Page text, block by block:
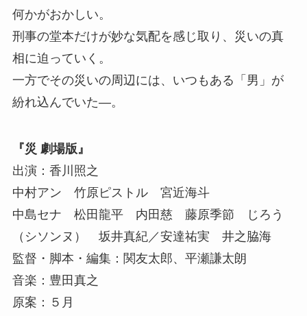
何かがおかしい。
刑事の堂本だけが妙な気配を感じ取り、災いの真
相に迫っていく。
一方でその災いの周辺には、いつもある「男」が
紛れ込んでいた―。
『災 劇場版』
出演：香川照之
中村アン 竹原ピストル 宮近海斗
中島セナ 松田龍平 内田慈 藤原季節 じろう
（シソンヌ） 坂井真紀／安達祐実 井之脇海
監督・脚本・編集：関友太郎、平瀬謙太朗
音楽：豊田真之
原案：５月